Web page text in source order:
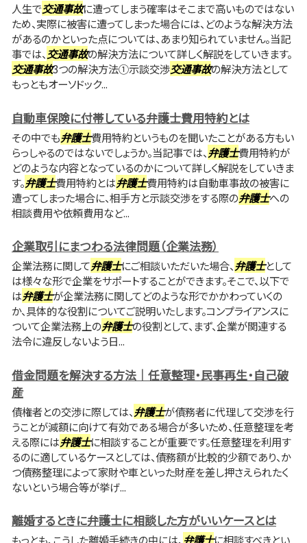
人生で交通事故に遭ってしまう確率はそこまで高いものではない
ため、実際に被害に遭ってしまった場合には、どのような解決方法
があるのかといった点については、あまり知られていません。当記
事では、 交通事故の解決方法について詳しく解説をしていきます。
交通事故3つの解決方法①示談交渉交通事故の解決方法として
もっともオーソドック...
自動車保険に付帯している弁護士費用特約とは
その中でも弁護士費用特約というものを聞いたことがある方もい
らっしゃるのではないでしょうか。当記事では、 弁護士費用特約が
どのような内容となっているのかについて詳しく解説をしていきま
す。弁護士費用特約とは弁護士費用特約は自動車事故の被害に
遭ってしまった場合に、相手方と示談交渉をする際の弁護士への
相談費用や依頼費用など...
企業取引にまつわる法律問題（企業法務）
企業法務に関して弁護士にご相談いただいた場合、 弁護士として
は様々な形で企業をサポートすることができます。そこで、以下で
は弁護士が企業法務に関してどのような形でかかわっていくの
か、具体的な役割についてご説明いたします。コンプライアンスに
ついて企業法務上の弁護士の役割として、まず、企業が関連する
法令に違反しないよう日...
借金問題を解決する方法｜任意整理・民事再生・自己破
産
債権者との交渉に際しては、 弁護士が債務者に代理して交渉を行
うことが減額に向けて有効である場合が多いため、任意整理を考
える際には弁護士に相談することが重要です。任意整理を利用す
るのに適しているケースとしては、債務額が比較的少額であり、か
つ債務整理によって家財や車といった財産を差し押さえられたく
ないという場合等が挙げ...
離婚するときに弁護士に相談した方がいいケースとは
もっとも、こうした離婚手続きの中には、 弁護士に相談すべきとい